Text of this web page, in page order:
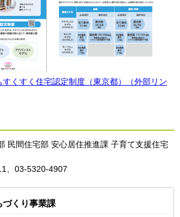
すくすく住宅認定制度（東京都）（外部リン
民間住宅部 安心居住推進課 子育て支援住宅
、03-5320-4907
くり事業課